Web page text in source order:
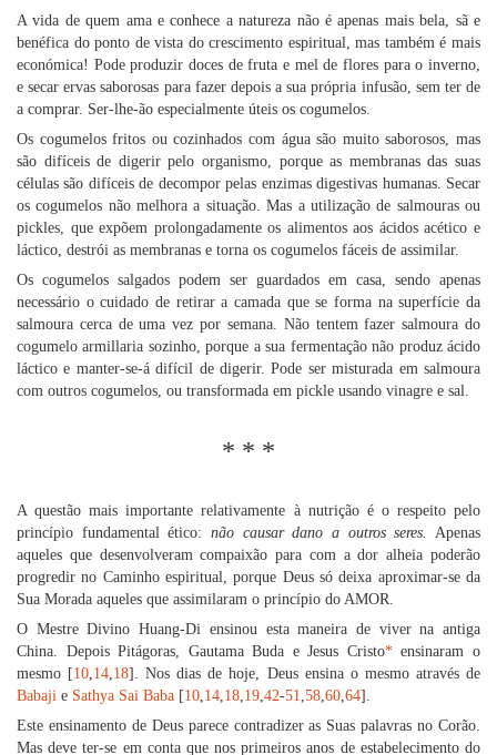
A vida de quem ama e conhece a natureza não é apenas mais bela, sã e
benéfica do ponto de vista do crescimento espiritual, mas também é mais
económica! Pode produzir doces de fruta e mel de flores para o inverno,
e secar ervas saborosas para fazer depois a sua própria infusão, sem ter de
a comprar. Ser-lhe-ão especialmente úteis os cogumelos.
Os cogumelos fritos ou cozinhados com água são muito saborosos, mas
são difíceis de digerir pelo organismo, porque as membranas das suas
células são difíceis de decompor pelas enzimas digestivas humanas. Secar
os cogumelos não melhora a situação. Mas a utilização de salmouras ou
pickles, que expõem prolongadamente os alimentos aos ácidos acético e
láctico, destrói as membranas e torna os cogumelos fáceis de assimilar.
Os cogumelos salgados podem ser guardados em casa, sendo apenas
necessário o cuidado de retirar a camada que se forma na superfície da
salmoura cerca de uma vez por semana. Não tentem fazer salmoura do
cogumelo armillaria sozinho, porque a sua fermentação não produz ácido
láctico e manter-se-á difícil de digerir. Pode ser misturada em salmoura
com outros cogumelos, ou transformada em pickle usando vinagre e sal.
* * *
A questão mais importante relativamente à nutrição é o respeito pelo
princípio fundamental ético: não causar dano a outros seres. Apenas
aqueles que desenvolveram compaixão para com a dor alheia poderão
progredir no Caminho espiritual, porque Deus só deixa aproximar-se da
Sua Morada aqueles que assimilaram o princípio do AMOR.
O Mestre Divino Huang-Di ensinou esta maneira de viver na antiga
China. Depois Pitágoras, Gautama Buda e Jesus Cristo*ensinaram o
mesmo [10,14,18]. Nos dias de hoje, Deus ensina o mesmo através de
Babaji e Sathya Sai Baba [10,14,18,19,42-51,58,60,64].
Este ensinamento de Deus parece contradizer as Suas palavras no Corão.
Mas deve ter-se em conta que nos primeiros anos de estabelecimento do